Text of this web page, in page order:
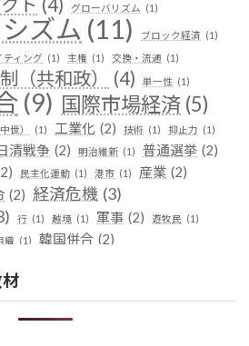
ト (4) グローバリズム (1)
ズム (11) ブロック経済 (1)
ティング (1) 主権 (1) 交換・流通 (1)
（共和政） (4) 単一性 (1)
(9) 国際市場経済 (5)
世） (1) 工業化 (2) 技術 (1) 抑止力 (1)
清戦争 (2) 明治維新 (1) 普通選挙 (2)
民主化運動 (1) 港市 (1) 産業 (2)
(2) 経済危機 (3)
行 (1) 越境 (1) 軍事 (2) 遊牧民 (1)
織 (1) 韓国併合 (2)